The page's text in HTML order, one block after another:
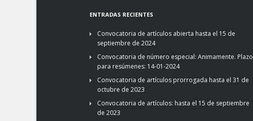
ENTRADAS RECIENTES
Convocatoria de artículos abierta hasta el 15 de
septiembre de 2024
Convocatoria de número especial: Animamente. Plazo
para resúmenes: 14-01-2024
Convocatoria de artículos prorrogada hasta el 31 de
octubre de 2023
Convocatoria de artículos: hasta el 15 de septiembre
de 2023